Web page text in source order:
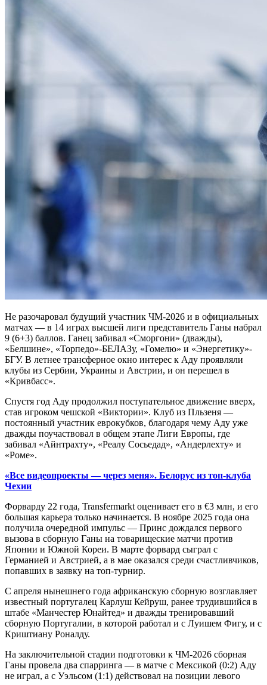
Не разочаровал будущий участник ЧМ-2026 и в официальных
матчах — в 14 играх высшей лиги представитель Ганы набрал
9 (6+3) баллов. Ганец забивал «Сморгони» (дважды),
«Белшине», «Торпедо»-БЕЛАЗу, «Гомелю» и «Энергетику»-
БГУ. В летнее трансферное окно интерес к Аду проявляли
клубы из Сербии, Украины и Австрии, и он перешел в
«Кривбасс».
Спустя год Аду продолжил поступательное движение вверх,
став игроком чешской «Виктории». Клуб из Пльзеня —
постоянный участник еврокубков, благодаря чему Аду уже
дважды поучаствовал в общем этапе Лиги Европы, где
забивал «Айнтрахту», «Реалу Сосьедад», «Андерлехту» и
«Роме».
«Все видеопроекты — через меня». Белорус из топ-клуба
Чехии
Форварду 22 года, Transfermarkt оценивает его в €3 млн, и его
большая карьера только начинается. В ноябре 2025 года она
получила очередной импульс — Принс дождался первого
вызова в сборную Ганы на товарищеские матчи против
Японии и Южной Кореи. В марте форвард сыграл с
Германией и Австрией, а в мае оказался среди счастливчиков,
попавших в заявку на топ-турнир.
С апреля нынешнего года африканскую сборную возглавляет
известный португалец Карлуш Кейруш, ранее трудившийся в
штабе «Манчестер Юнайтед» и дважды тренировавший
сборную Португалии, в которой работал и с Луишем Фигу, и с
Криштиану Роналду.
На заключительной стадии подготовки к ЧМ-2026 сборная
Ганы провела два спарринга — в матче с Мексикой (0:2) Аду
не играл, а с Уэльсом (1:1) действовал на позиции левого